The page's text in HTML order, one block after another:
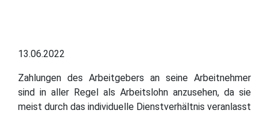
13.06.2022
Zahlungen des Arbeitgebers an seine Arbeitnehmer
sind in aller Regel als Arbeitslohn anzusehen, da sie
meist durch das individuelle Dienstverhältnis veranlasst